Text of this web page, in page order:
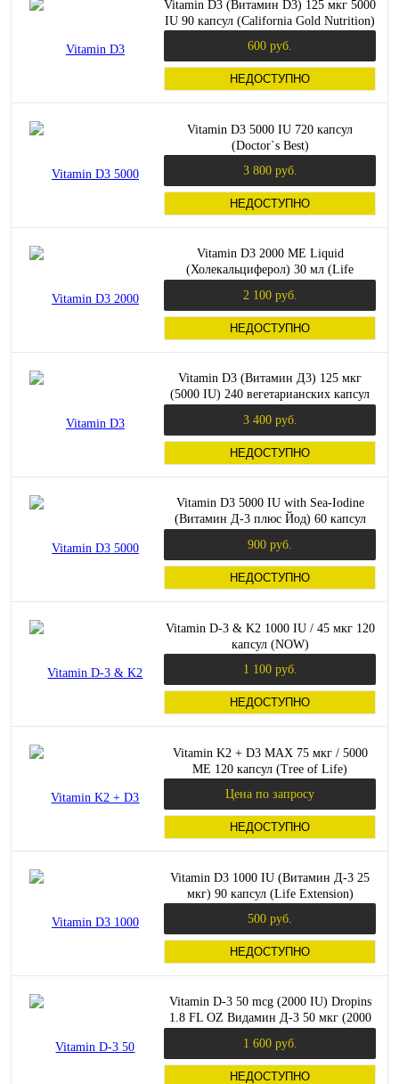
Vitamin D3 (Витамин D3) 125 мкг 5000
IU 90 капсул (California Gold Nutrition)
600 руб.
НЕДОСТУПНО
Vitamin D3 5000 IU 720 капсул
(Doctor`s Best)
3 800 руб.
НЕДОСТУПНО
Vitamin D3 2000 МЕ Liquid
(Холекальциферол) 30 мл (Life
2 100 руб.
НЕДОСТУПНО
Vitamin D3 (Витамин Д3) 125 мкг
(5000 IU) 240 вегетарианских капсул
3 400 руб.
НЕДОСТУПНО
Vitamin D3 5000 IU with Sea-Iodine
(Витамин Д-3 плюс Йод) 60 капсул
900 руб.
НЕДОСТУПНО
Vitamin D-3 & K2 1000 IU / 45 мкг 120
капсул (NOW)
1 100 руб.
НЕДОСТУПНО
Vitamin K2 + D3 MAX 75 мкг / 5000
МЕ 120 капсул (Tree of Life)
Цена по запросу
НЕДОСТУПНО
Vitamin D3 1000 IU (Витамин Д-3 25
мкг) 90 капсул (Life Extension)
500 руб.
НЕДОСТУПНО
Vitamin D-3 50 mcg (2000 IU) Dropins
1.8 FL OZ Видамин Д-3 50 мкг (2000
1 600 руб.
НЕДОСТУПНО